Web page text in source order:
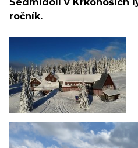
Sedmidolí v Krkonoších
ročník.